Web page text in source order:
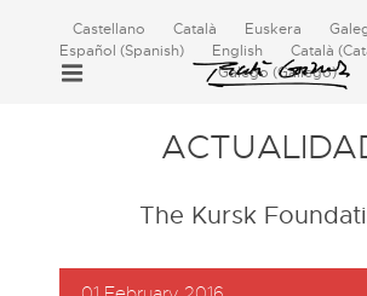
Castellano Català Euskera
Español (Spanish) English Català (
Galego (Gallego)
The Kursk